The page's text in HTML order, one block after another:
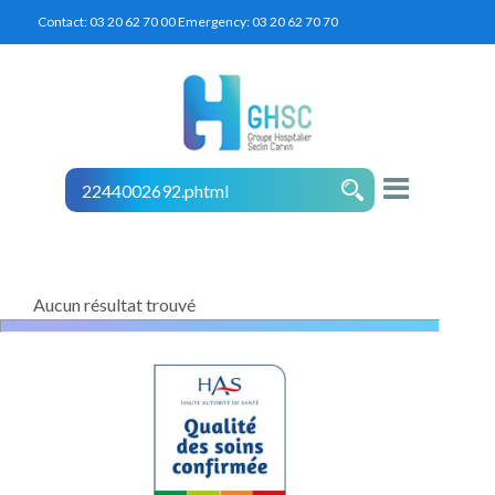
Contact:03 20 62 70 00Emergency:03 20 62 70 70
Aucun résultat trouvé